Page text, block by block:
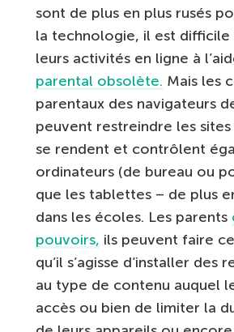
sont de plus en plus rusés
la technologie, il est
leurs activités en ligne à
parental obsolète. Mais les
parentaux des navigateurs
peuvent restreindre les sites
se rendent et contrôlent
ordinateurs (de bureau ou
que les tablettes – de plus
dans les écoles. Les parents
pouvoirs, ils peuvent faire
qu’il s’agisse d’installer des
au type de contenu auquel
accès ou bien de limiter la